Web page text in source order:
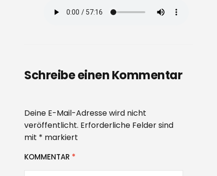
Schreibe einen Kommentar
Deine E-Mail-Adresse wird nicht
veröffentlicht. Erforderliche Felder sind
mit * markiert
KOMMENTAR *